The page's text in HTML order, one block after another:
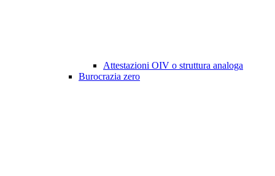
Attestazioni OIV o struttura analoga
Burocrazia zero